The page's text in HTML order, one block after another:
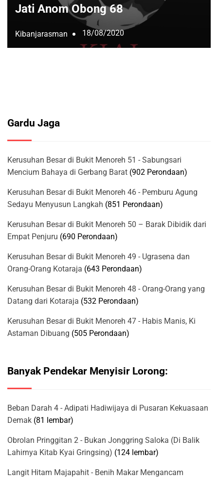
Jati Anom Obong 68
Kibanjarasman 18/08/2020
Gardu Jaga
Kerusuhan Besar di Bukit Menoreh 51 - Sabungsari
Mencium Bahaya di Gerbang Barat (902 Perondaan)
Kerusuhan Besar di Bukit Menoreh 46 - Pemburu Agung
Sedayu Menyusun Langkah (851 Perondaan)
Kerusuhan Besar di Bukit Menoreh 50 – Barak Dibidik dari
Empat Penjuru (690 Perondaan)
Kerusuhan Besar di Bukit Menoreh 49 - Ugrasena dan
Orang-Orang Kotaraja (643 Perondaan)
Kerusuhan Besar di Bukit Menoreh 48 - Orang-Orang yang
Datang dari Kotaraja (532 Perondaan)
Kerusuhan Besar di Bukit Menoreh 47 - Habis Manis, Ki
Astaman Dibuang (505 Perondaan)
Banyak Pendekar Menyisir Lorong:
Beban Darah 4 - Adipati Hadiwijaya di Pusaran Kekuasaan
Demak (81 lembar)
Obrolan Pringgitan 2 - Bukan Jonggring Saloka (Di Balik
Lahirnya Kitab Kyai Gringsing) (124 lembar)
Langit Hitam Majapahit - Benih Makar Mengancam